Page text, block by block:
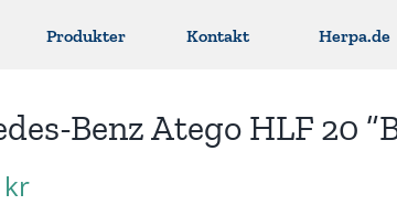
Produkter Kontakt Herpa.de
Benz Atego HLF 20
kr